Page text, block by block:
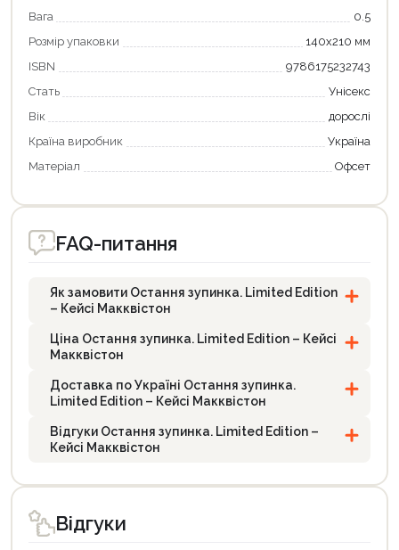
Вага
0.5
Розмір упаковки
140х210 мм
ISBN
9786175232743
Стать
Унісекс
Вік
дорослі
Країна виробник
Україна
Матеріал
Офсет
FAQ-питання
Як замовити Остання зупинка. Limited Edition
– Кейсі Макквістон
Ціна Остання зупинка. Limited Edition – Кейсі
Макквістон
Доставка по Україні Остання зупинка.
Limited Edition – Кейсі Макквістон
Відгуки Остання зупинка. Limited Edition –
Кейсі Макквістон
Відгуки